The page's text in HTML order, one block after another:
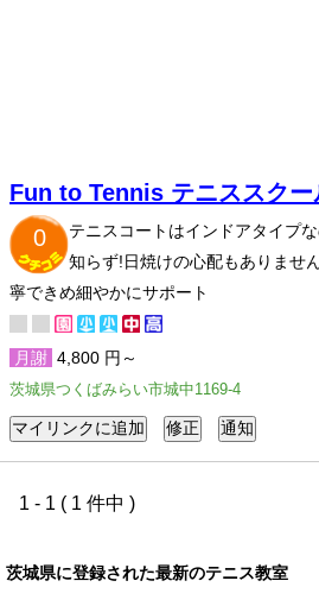
Fun to Tennis テニススクー
0
テニスコートはインドアタイプ
知らず!日焼けの心配もありませ
寧できめ細やかにサポート
月謝 4,800 円～
茨城県つくばみらい市城中1169-4
1 - 1 ( 1 件中 )
茨城県に登録された最新のテニス教室